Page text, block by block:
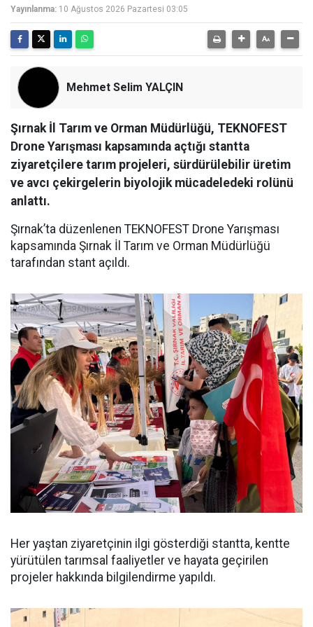
Yayınlanma: 10 Ağustos 2026 Pazartesi 03:05
Mehmet Selim YALÇIN
Şırnak İl Tarım ve Orman Müdürlüğü, TEKNOFEST
Drone Yarışması kapsamında açtığı stantta
ziyaretçilere tarım projeleri, sürdürülebilir üretim
ve avcı çekirgelerin biyolojik mücadeledeki rolünü
anlattı.
Şırnak’ta düzenlenen TEKNOFEST Drone Yarışması
kapsamında Şırnak İl Tarım ve Orman Müdürlüğü
tarafından stant açıldı.
Her yaştan ziyaretçinin ilgi gösterdiği stantta, kentte
yürütülen tarımsal faaliyetler ve hayata geçirilen
projeler hakkında bilgilendirme yapıldı.